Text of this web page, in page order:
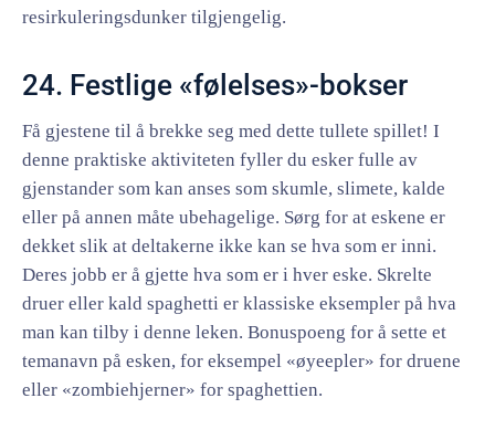
resirkuleringsdunker tilgjengelig.
24. Festlige «følelses»-bokser
Få gjestene til å brekke seg med dette tullete spillet! I
denne praktiske aktiviteten fyller du esker fulle av
gjenstander som kan anses som skumle, slimete, kalde
eller på annen måte ubehagelige. Sørg for at eskene er
dekket slik at deltakerne ikke kan se hva som er inni.
Deres jobb er å gjette hva som er i hver eske. Skrelte
druer eller kald spaghetti er klassiske eksempler på hva
man kan tilby i denne leken. Bonuspoeng for å sette et
temanavn på esken, for eksempel «øyeepler» for druene
eller «zombiehjerner» for spaghettien.